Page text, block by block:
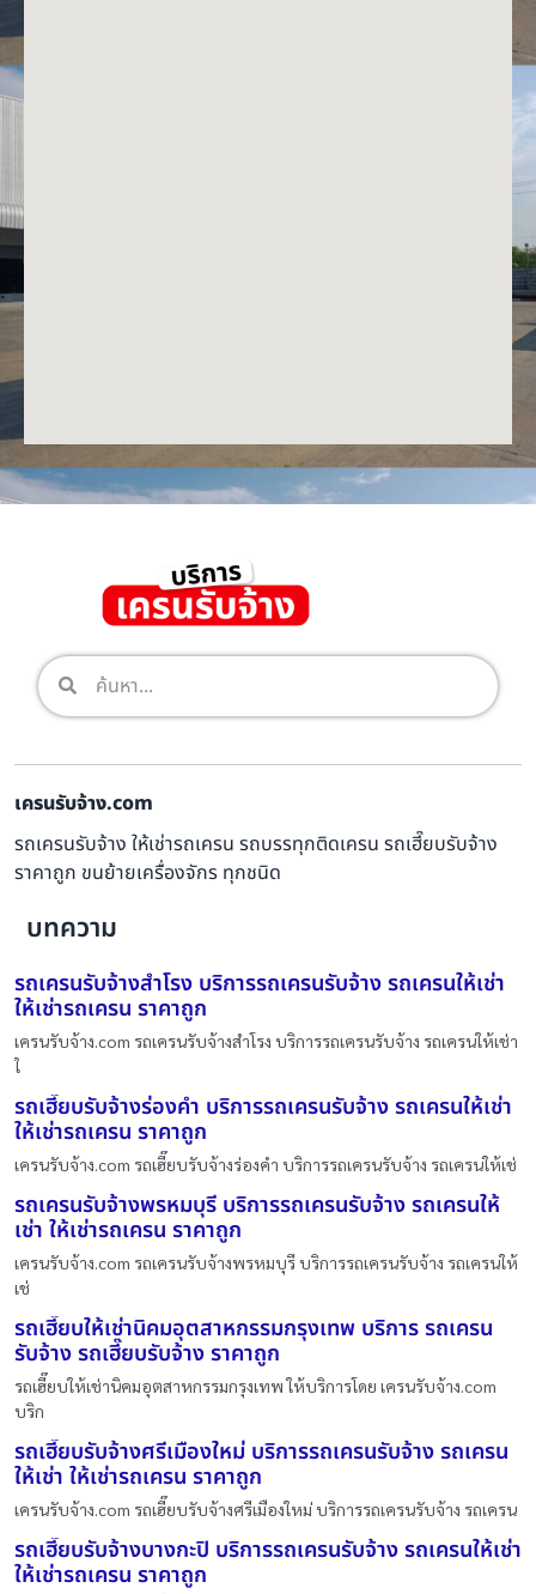
เครนรับจ้าง.com
รถเครนรับจ้าง ให้เช่ารถเครน รถบรรทุกติดเครน รถเฮี๊ยบรับจ้าง
ราคาถูก ขนย้ายเครื่องจักร ทุกชนิด
บทความ
รถเครนรับจ้างสำโรง บริการรถเครนรับจ้าง รถเครนให้เช่า
ให้เช่ารถเครน ราคาถูก
เครนรับจ้าง.com รถเครนรับจ้างสำโรง บริการรถเครนรับจ้าง รถเครนให้เช่า
ใ
รถเฮี๊ยบรับจ้างร่องคำ บริการรถเครนรับจ้าง รถเครนให้เช่า
ให้เช่ารถเครน ราคาถูก
เครนรับจ้าง.com รถเฮี๊ยบรับจ้างร่องคำ บริการรถเครนรับจ้าง รถเครนให้เช่
รถเครนรับจ้างพรหมบุรี บริการรถเครนรับจ้าง รถเครนให้
เช่า ให้เช่ารถเครน ราคาถูก
เครนรับจ้าง.com รถเครนรับจ้างพรหมบุรี บริการรถเครนรับจ้าง รถเครนให้
เช่
รถเฮี๊ยบให้เช่านิคมอุตสาหกรรมกรุงเทพ บริการ รถเครน
รับจ้าง รถเฮี๊ยบรับจ้าง ราคาถูก
รถเฮี๊ยบให้เช่านิคมอุตสาหกรรมกรุงเทพ ให้บริการโดย เครนรับจ้าง.com
บริก
รถเฮี๊ยบรับจ้างศรีเมืองใหม่ บริการรถเครนรับจ้าง รถเครน
ให้เช่า ให้เช่ารถเครน ราคาถูก
เครนรับจ้าง.com รถเฮี๊ยบรับจ้างศรีเมืองใหม่ บริการรถเครนรับจ้าง รถเครน
รถเฮี๊ยบรับจ้างบางกะปิ บริการรถเครนรับจ้าง รถเครนให้เช่า
ให้เช่ารถเครน ราคาถูก